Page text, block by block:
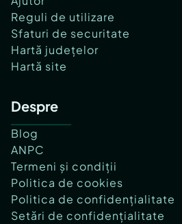
Reguli de utilizare
Sfaturi de securitate
Hartă județelor
Hartă site
Despre
Blog
ANPC
Termeni și condiții
Politica de cookies
Politica de confidențialitate
Setări de confidențialitate